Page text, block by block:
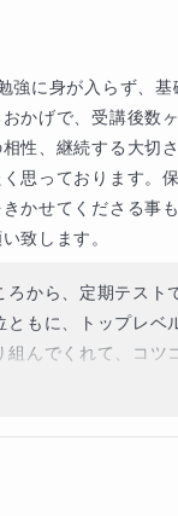
文と文がつ
いくのです。
がありますが
強に身が入らず、
かげで、受講後数
性、継続する大切
思っております。
かせてくださる事
致します。
から、定期テスト
もに、トップレベ
んでくれて、コツ
志望大学に向けて進